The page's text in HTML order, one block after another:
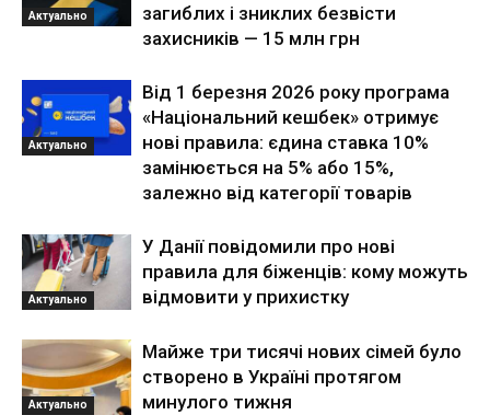
Актуально
загиблих і зниклих безвісти
захисників — 15 млн грн
Актуально
Від 1 березня 2026 року програма
«Національний кешбек» отримує
нові правила: єдина ставка 10%
замінюється на 5% або 15%,
залежно від категорії товарів
Актуально
У Данії повідомили про нові
правила для біженців: кому можуть
відмовити у прихистку
Актуально
Майже три тисячі нових сімей було
створено в Україні протягом
минулого тижня